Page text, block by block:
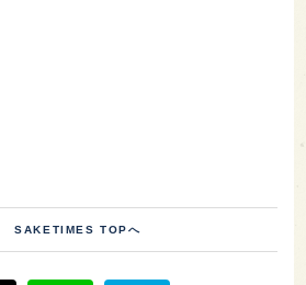
SAKETIMES TOPへ